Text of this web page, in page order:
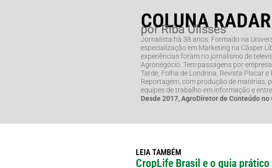
COLUNA
por Riba Ulisses
Jornalista há 38 anos. Formado na
especialização em Marketing na Cásper
experiências foram no jornalismo de
Agronegócio. Tem passagens por
Tarde, Folha de Londrina, Revista Placar
Reportagem, com produção de matérias,
equipes de trabalho em informação e
Desde 2017, AgroDiretor de Conteúdo
LEIA TAMBÉM
CropLife Brasil e o guia